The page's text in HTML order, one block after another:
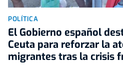
POLÍTICA
El Gobierno español
Ceuta para reforzar la
migrantes tras la crisis